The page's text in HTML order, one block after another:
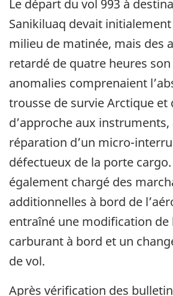
Le départ du vol 993 à
Sanikiluaq devait
milieu de matinée, mais des
retardé de quatre heures son
anomalies comprenaient
trousse de survie Arctique et
d’approche aux instruments,
réparation d’un micro-
défectueux de la porte
également chargé des
additionnelles à bord de
entraîné une modification de
carburant à bord et un
de vol.
Après vérification des